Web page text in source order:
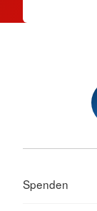
Spenden